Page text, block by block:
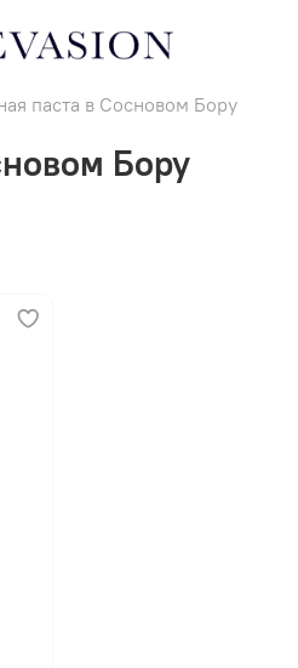
паста в Сосновом Бору
Бору